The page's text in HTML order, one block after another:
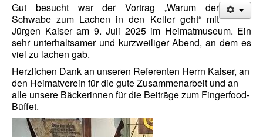
Terminkalender
Artikel
Bildergalerie
Videos
Vorstand
Geschichte
Gut besucht war der Vortrag „Warum der
Schwabe zum Lachen in den Keller geht“ mit
Jürgen Kaiser am 9. Juli 2025 im Heimatmuseum. Ein
sehr unterhaltsamer und kurzweiliger Abend, an dem es
viel zu lachen gab.
Herzlichen Dank an unseren Referenten Herrn Kaiser, an
den Heimatverein für die gute Zusammenarbeit und an
alle unsere Bäckerinnen für die Beiträge zum Fingerfood-
Büffet.